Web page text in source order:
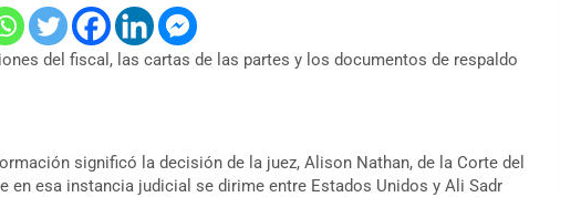
del fiscal, las cartas de las partes y los documentos de respaldo
significó la decisión de la juez, Alison Nathan, de la Corte del
en esa instancia judicial se dirime entre Estados Unidos y Ali Sadr